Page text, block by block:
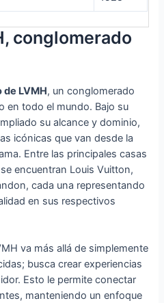
conglomerado
de LVMH, un conglomerado
en todo el mundo. Bajo su
su alcance y dominio,
icónicas que van desde la
Entre las principales casas
encuentran Louis Vuitton,
cada una representando
en sus respectivos
va más allá de simplemente
busca crear experiencias
Esto le permite conectar
manteniendo un enfoque